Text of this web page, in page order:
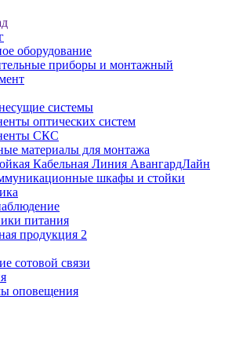
оборудование
приборы и монтажный
системы
оптических систем
СКС
материалы для монтажа
Кабельная Линия АвангардЛайн
шкафы и стойки
питания
продукция 2
сотовой связи
оповещения